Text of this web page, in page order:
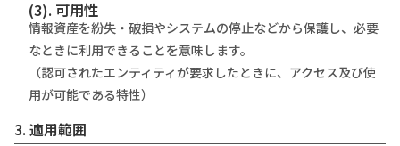
(3). 可用性
情報資産を紛失・破損やシステムの停止などから保護し、必要
なときに利用できることを意味します。
（認可されたエンティティが要求したときに、アクセス及び使
用が可能である特性）
3. 適用範囲